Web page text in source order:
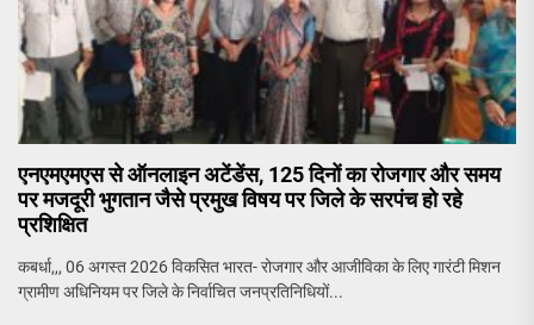
एनएमएमएस से ऑनलाइन अटेंडेंस, 125 दिनों का रोजगार और समय
पर मजदूरी भुगतान जैसे प्रमुख विषय पर जिले के सरपंच हो रहे
प्रशिक्षित
कबर्धा,,, 06 अगस्त 2026 विकसित भारत- रोजगार और आजीविका के लिए गारंटी मिशन
ग्रामीण अधिनियम पर जिले के निर्वाचित जनप्रतिनिधियों...